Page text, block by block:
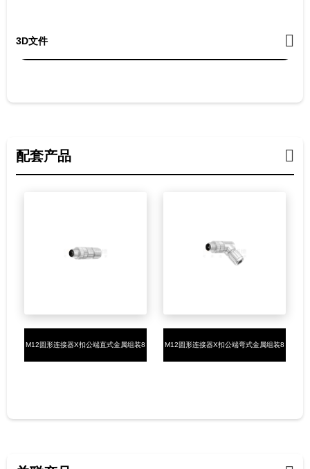
3D文件
配套产品
M12圆形连接器X扣公端直式金属组装8 M12圆形连接器X扣公端弯式金属组装8